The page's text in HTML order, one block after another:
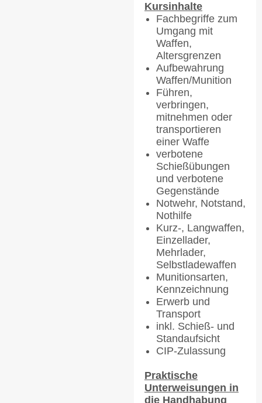
Kursinhalte
Fachbegriffe zum
Umgang mit
Waffen,
Altersgrenzen
Aufbewahrung
Waffen/Munition
Führen,
verbringen,
mitnehmen oder
transportieren
einer Waffe
verbotene
Schießübungen
und verbotene
Gegenstände
Notwehr, Notstand,
Nothilfe
Kurz-, Langwaffen,
Einzellader,
Mehrlader,
Selbstladewaffen
Munitionsarten,
Kennzeichnung
Erwerb und
Transport
inkl. Schieß- und
Standaufsicht
CIP-Zulassung
Praktische
Unterweisungen in
die Handhabung